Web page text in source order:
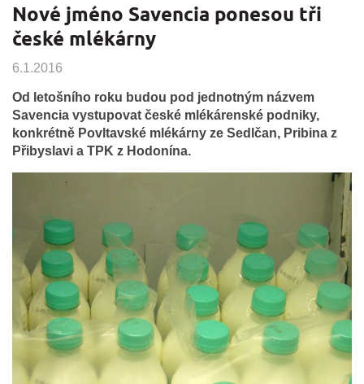
Nové jméno Savencia ponesou tři
české mlékárny
6.1.2016
Od letošního roku budou pod jednotným názvem
Savencia vystupovat české mlékárenské podniky,
konkrétně Povltavské mlékárny ze Sedlčan, Pribina z
Přibyslavi a TPK z Hodonína.